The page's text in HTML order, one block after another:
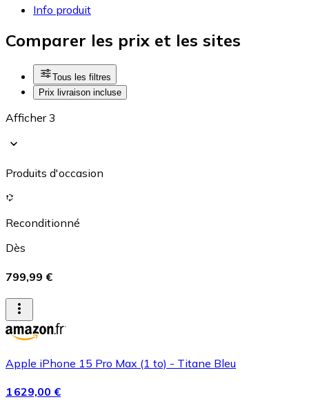
Info produit
Comparer les prix et les sites
Tous les filtres
Prix livraison incluse
Afficher 3
Produits d'occasion
Reconditionné
Dès
799,99 €
Apple iPhone 15 Pro Max (1 to) - Titane Bleu
1 629,00 €